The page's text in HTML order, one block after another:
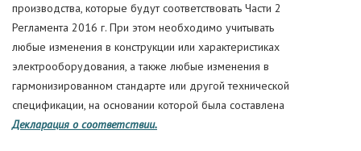
производства, которые будут соответствовать Части 2
Регламента 2016 г. При этом необходимо учитывать
любые изменения в конструкции или характеристиках
электрооборудования, а также любые изменения в
гармонизированном стандарте или другой технической
спецификации, на основании которой была составлена
Декларация о соответствии.